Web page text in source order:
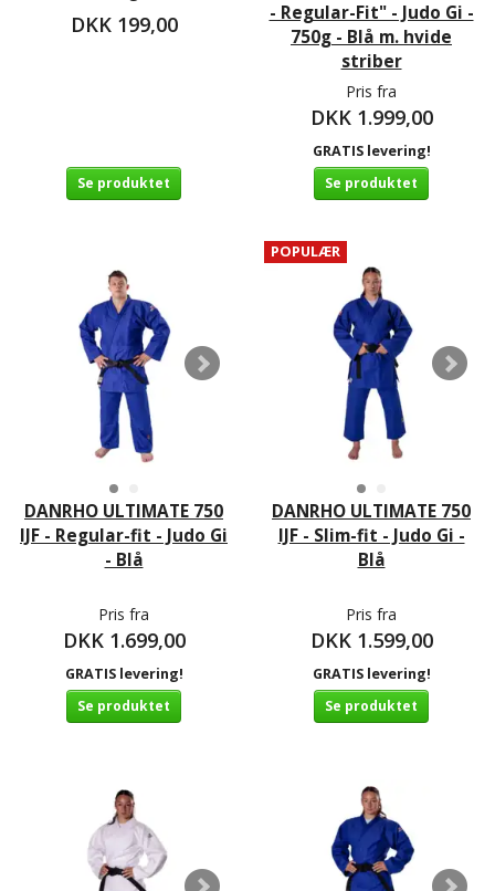
DKK 199,00
Se produktet
- Regular-Fit" - Judo Gi -
750g - Blå m. hvide
striber
Pris fra
DKK 1.999,00
GRATIS levering!
Se produktet
DANRHO ULTIMATE 750
IJF - Regular-fit - Judo Gi
- Blå
Pris fra
DKK 1.699,00
GRATIS levering!
Se produktet
POPULÆR
DANRHO ULTIMATE 750
IJF - Slim-fit - Judo Gi -
Blå
Pris fra
DKK 1.599,00
GRATIS levering!
Se produktet